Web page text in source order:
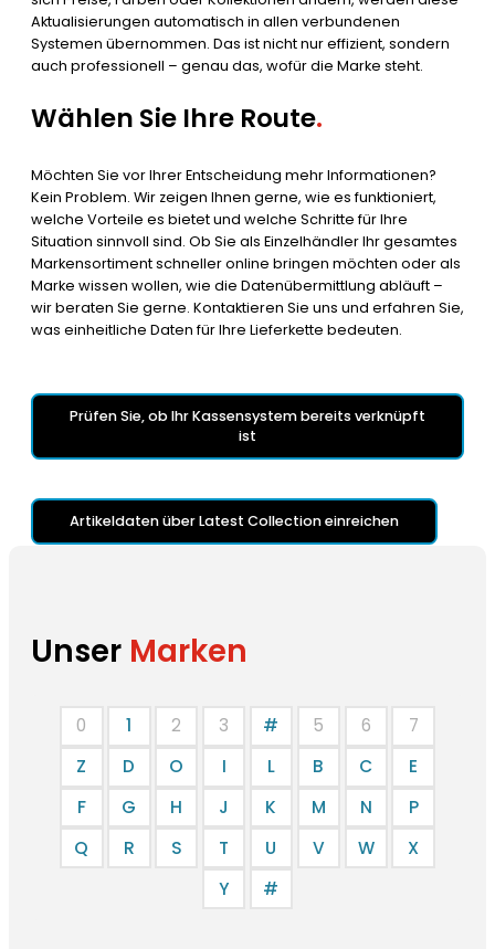
Aktualisierungen automatisch in allen verbundenen
Systemen übernommen. Das ist nicht nur effizient, sondern
auch professionell – genau das, wofür die Marke steht.
Wählen Sie Ihre Route.
Möchten Sie vor Ihrer Entscheidung mehr Informationen?
Kein Problem. Wir zeigen Ihnen gerne, wie es funktioniert,
welche Vorteile es bietet und welche Schritte für Ihre
Situation sinnvoll sind. Ob Sie als Einzelhändler Ihr gesamtes
Markensortiment schneller online bringen möchten oder als
Marke wissen wollen, wie die Datenübermittlung abläuft –
wir beraten Sie gerne. Kontaktieren Sie uns und erfahren Sie,
was einheitliche Daten für Ihre Lieferkette bedeuten.
Prüfen Sie, ob Ihr Kassensystem bereits verknüpft
ist
Artikeldaten über Latest Collection einreichen
Unser Marken
0 1 2 3 # 5 6
7
Z
D O I L B C
E
F
G H J K M N
P
Q
R S T U V W
X
Y
#